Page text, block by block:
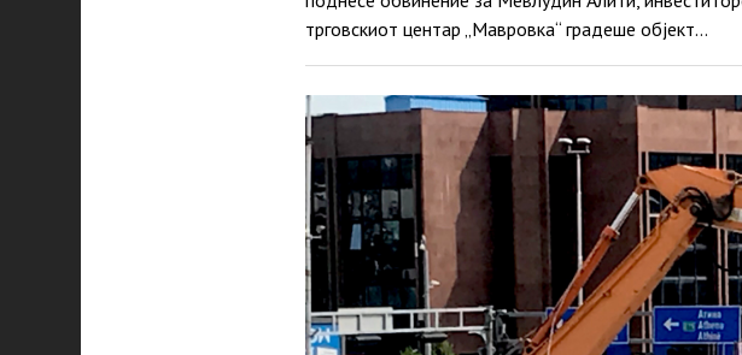
трговскиот центар „Мавровка“ градеше објект…